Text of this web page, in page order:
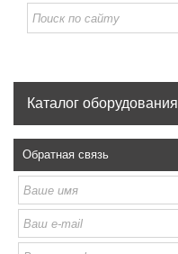
Каталог оборудования
Обратная связь